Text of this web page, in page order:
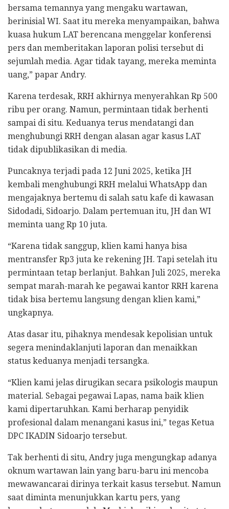
bersama temannya yang mengaku wartawan,
berinisial WI. Saat itu mereka menyampaikan, bahwa
kuasa hukum LAT berencana menggelar konferensi
pers dan memberitakan laporan polisi tersebut di
sejumlah media. Agar tidak tayang, mereka meminta
uang,” papar Andry.
Karena terdesak, RRH akhirnya menyerahkan Rp 500
ribu per orang. Namun, permintaan tidak berhenti
sampai di situ. Keduanya terus mendatangi dan
menghubungi RRH dengan alasan agar kasus LAT
tidak dipublikasikan di media.
Puncaknya terjadi pada 12 Juni 2025, ketika JH
kembali menghubungi RRH melalui WhatsApp dan
mengajaknya bertemu di salah satu kafe di kawasan
Sidodadi, Sidoarjo. Dalam pertemuan itu, JH dan WI
meminta uang Rp 10 juta.
“Karena tidak sanggup, klien kami hanya bisa
mentransfer Rp3 juta ke rekening JH. Tapi setelah itu
permintaan tetap berlanjut. Bahkan Juli 2025, mereka
sempat marah-marah ke pegawai kantor RRH karena
tidak bisa bertemu langsung dengan klien kami,”
ungkapnya.
Atas dasar itu, pihaknya mendesak kepolisian untuk
segera menindaklanjuti laporan dan menaikkan
status keduanya menjadi tersangka.
“Klien kami jelas dirugikan secara psikologis maupun
material. Sebagai pegawai Lapas, nama baik klien
kami dipertaruhkan. Kami berharap penyidik
profesional dalam menangani kasus ini,” tegas Ketua
DPC IKADIN Sidoarjo tersebut.
Tak berhenti di situ, Andry juga mengungkap adanya
oknum wartawan lain yang baru-baru ini mencoba
mewawancarai dirinya terkait kasus tersebut. Namun
saat diminta menunjukkan kartu pers, yang